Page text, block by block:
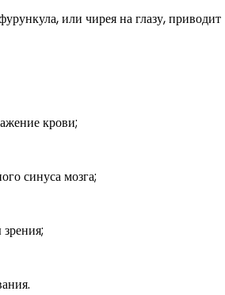
или чирея на глазу, приводит
крови;
синуса мозга;